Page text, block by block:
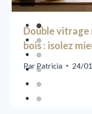
Double
bois : isolez
Par Patricia 24/